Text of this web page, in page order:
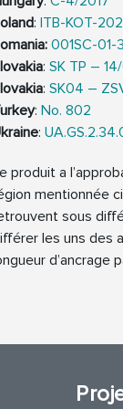
: ITB-KOT-
001SC-
: SK TP –
: SK04 –
: No. 802
:
produit a
mentionnée
sous
les uns des
d’ancrage